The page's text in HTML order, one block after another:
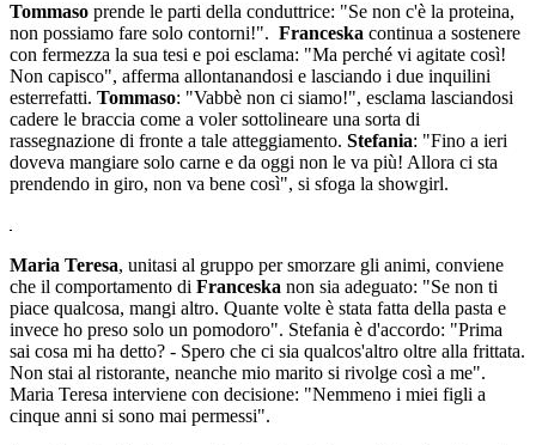
Tommaso prende le parti della conduttrice: "Se non c'è la proteina,
non possiamo fare solo contorni!". Franceska continua a sostenere
con fermezza la sua tesi e poi esclama: "Ma perché vi agitate così!
Non capisco", afferma allontanandosi e lasciando i due inquilini
esterrefatti. Tommaso: "Vabbè non ci siamo!", esclama lasciandosi
cadere le braccia come a voler sottolineare una sorta di
rassegnazione di fronte a tale atteggiamento. Stefania: "Fino a ieri
doveva mangiare solo carne e da oggi non le va più! Allora ci sta
prendendo in giro, non va bene così", si sfoga la showgirl.
Maria Teresa, unitasi al gruppo per smorzare gli animi, conviene
che il comportamento di Franceska non sia adeguato: "Se non ti
piace qualcosa, mangi altro. Quante volte è stata fatta della pasta e
invece ho preso solo un pomodoro". Stefania è d'accordo: "Prima
sai cosa mi ha detto? - Spero che ci sia qualcos'altro oltre alla frittata.
Non stai al ristorante, neanche mio marito si rivolge così a me".
Maria Teresa interviene con decisione: "Nemmeno i miei figli a
cinque anni si sono mai permessi".